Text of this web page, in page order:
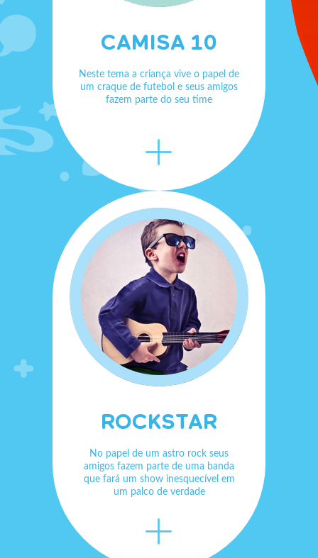
CAMISA 10
Neste tema a criança vive o papel de
um craque de futebol e seus amigos
fazem parte do seu time
ROCKSTAR
No papel de um astro rock seus
amigos fazem parte de uma banda
que fará um show inesquecível em
um palco de verdade